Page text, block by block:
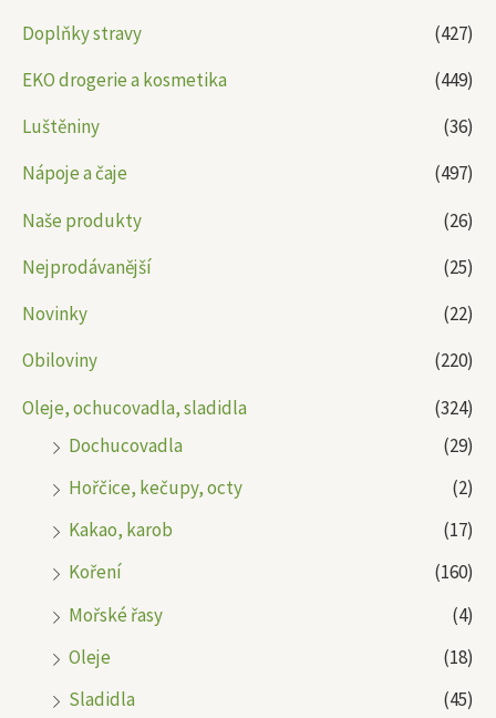
Doplňky stravy
(427)
EKO drogerie a kosmetika
(449)
Luštěniny
(36)
Nápoje a čaje
(497)
Naše produkty
(26)
Nejprodávanější
(25)
Novinky
(22)
Obiloviny
(220)
Oleje, ochucovadla, sladidla
(324)
Dochucovadla
(29)
Hořčice, kečupy, octy
(2)
Kakao, karob
(17)
Koření
(160)
Mořské řasy
(4)
Oleje
(18)
Sladidla
(45)